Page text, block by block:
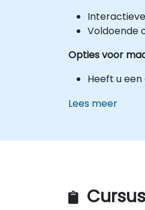
Voldoende
Opties voor
Heeft u
Lees meer